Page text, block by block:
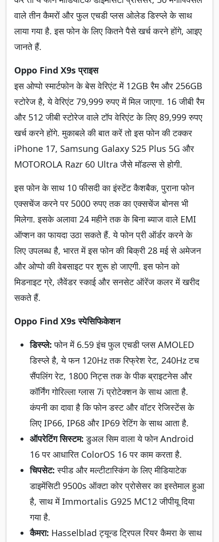
वाले तीन कैमरों और फुल एचडी प्लस ओलेड डिस्प्ले के साथ
लाया गया है. इस फोन के लिए कितने पैसे खर्च करने होंगे, आइए
जानते हैं.
Oppo Find X9s प्राइस
इस ओप्पो स्मार्टफोन के बेस वेरिएंट में 12GB रैम और 256GB
स्टोरेज है, ये वेरिएंट 79,999 रुपए में मिल जाएगा. 16 जीबी रैम
और 512 जीबी स्टोरेज वाले टॉप वेरिएंट के लिए 89,999 रुपए
खर्च करने होंगे. मुकाबले की बात करें तो इस फोन की टक्कर
iPhone 17, Samsung Galaxy S25 Plus 5G और
MOTOROLA Razr 60 Ultra जैसे मॉडल्स से होगी.
इस फोन के साथ 10 फीसदी का इंस्टेंट कैशबैक, पुराना फोन
एक्सचेंज करने पर 5000 रुपए तक का एक्सचेंज बोनस भी
मिलेगा. इसके अलावा 24 महीने तक के बिना ब्याज वाले EMI
ऑप्शन का फायदा उठा सकते हैं. ये फोन प्री ऑर्डर करने के
लिए उपलब्ध है, भारत में इस फोन की बिक्री 28 मई से अमेजन
और ओप्पो की वेबसाइट पर शुरू हो जाएगी. इस फोन को
मिडनाइट ग्रे, लैवेंडर स्काई और सनसेट ऑरेंज कलर में खरीद
सकते हैं.
Oppo Find X9s स्पेसिफिकेशन
डिस्प्ले:फोन में 6.59 इंच फुल एचडी प्लस AMOLED
डिस्प्ले है, ये फन 120Hz तक रिफ्रेश रेट, 240Hz टच
सैंपलिंग रेट, 1800 निट्स तक के पीक ब्राइटनेस और
कॉर्निंग गोरिल्ला ग्लास 7i प्रोटेक्शन के साथ आता है.
कंपनी का दावा है कि फोन डस्ट और वॉटर रेजिस्टेंस के
लिए IP66, IP68 और IP69 रेटिंग के साथ आता है.
ऑपरेटिंग सिस्टम: डुअल सिम वाला ये फोन Android
16 पर आधारित ColorOS 16 पर काम करता है.
चिपसेट:स्पीड और मल्टीटास्किंग के लिए मीडियाटेक
डाइमेंसिटी 9500s ऑक्टा कोर प्रोसेसर का इस्तेमाल हुआ
है, साथ में Immortalis G925 MC12 जीपीयू दिया
गया है.
कैमरा: Hasselblad ट्यून्ड ट्रिपल रियर कैमरा के साथ